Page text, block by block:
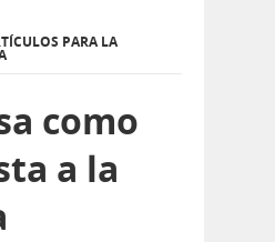
PARA LA
como
a la